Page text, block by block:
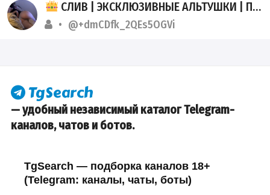
СЛИВ | ЭКСКЛЮЗИВНЫЕ АЛЬТУШКИ | ПОЛНЫЙ ДОСТУП
@+dmCDfk_2QEs5OGVi
— удобный независимый каталог Telegram-
каналов, чатов и ботов.
TgSearch — подборка каналов 18+
(Telegram: каналы, чаты, боты)